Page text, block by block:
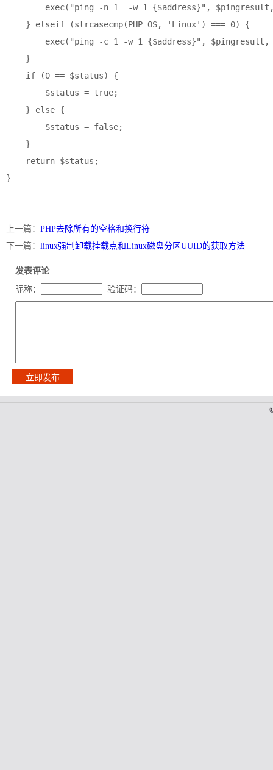
exec("ping -n 1  -w 1 {$address}",
    } elseif (strcasecmp(PHP_OS, 'Linux') === 0) {
exec("ping -c 1 -w 1 {$address}", $pingresult,
    }
    if (0 == $status) {
        $status = true;
    } else {
        $status = false;
    }
    return $status;
}
上一篇： PHP去除所有的空格和换行符
下一篇： linux强制卸载挂载点和Linux磁盘分区UUID的获取方法
发表评论
昵称：
验证码：